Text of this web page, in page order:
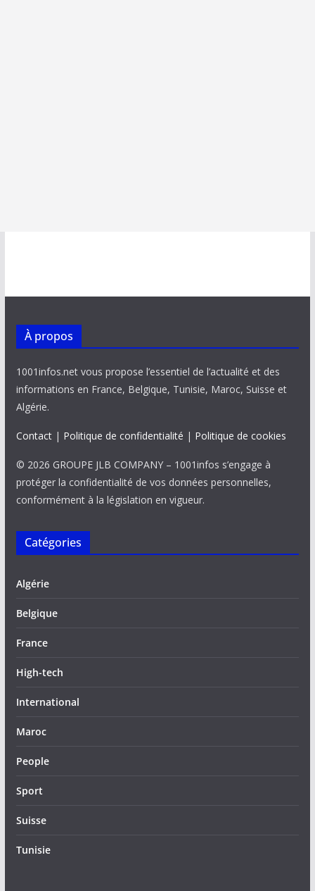
À propos
1001infos.net vous propose l’essentiel de l’actualité et des
informations en France, Belgique, Tunisie, Maroc, Suisse et
Algérie.
Contact| Politique de confidentialité | Politique de cookies
© 2026 GROUPE JLB COMPANY – 1001infos s’engage à
protéger la confidentialité de vos données personnelles,
conformément à la législation en vigueur.
Catégories
Algérie
Belgique
France
High-tech
International
Maroc
People
Sport
Suisse
Tunisie